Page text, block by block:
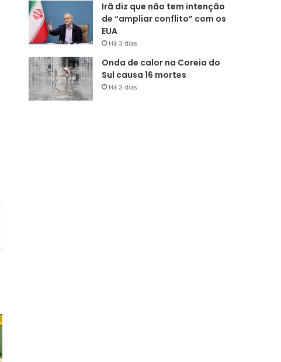
Irã diz que não tem intenção
de “ampliar conflito” com os
EUA
Há 3 dias
Onda de calor na Coreia do
Sul causa 16 mortes
Há 3 dias